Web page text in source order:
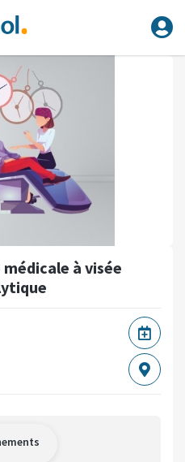
à visée